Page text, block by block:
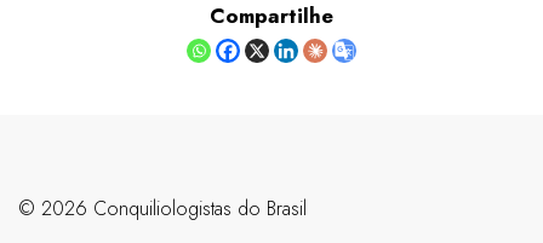
Compartilhe
©️ 2026 Conquiliologistas do Brasil